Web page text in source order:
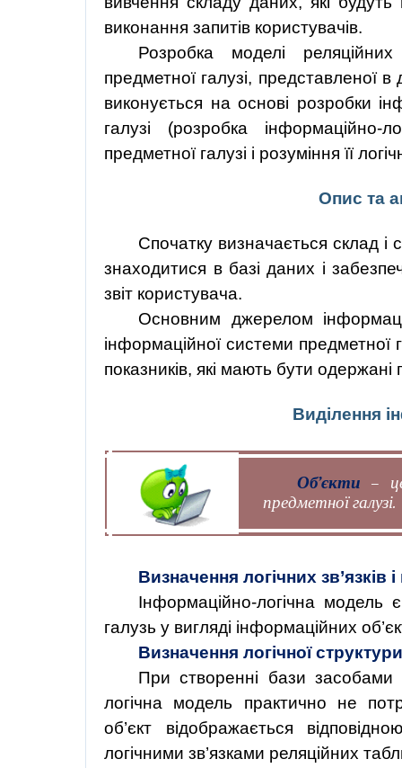
виконання запитів користувачів.
Розробка
моделі реляційних
предметної галузі, представленоїв
виконується на основі розробки
галузі (розробка
інформаційно-
предметної галузі і розуміння її
Опис та
Спочатку визначається склад і
знаходитися в базі даних і
звіт користувача.
Основним джерелом
інформаційної системи предметної
показників, які мають бути
Виділення
Об’єкти –
предметної галузі.
Визначення логічних зв’язків і
Інформаційно-логічна модель
галузь у вигляді інформаційних
Визначення логічної
При створенні бази
логічна модель практично не
об’єкт відображається
логічними зв’язками реляційних